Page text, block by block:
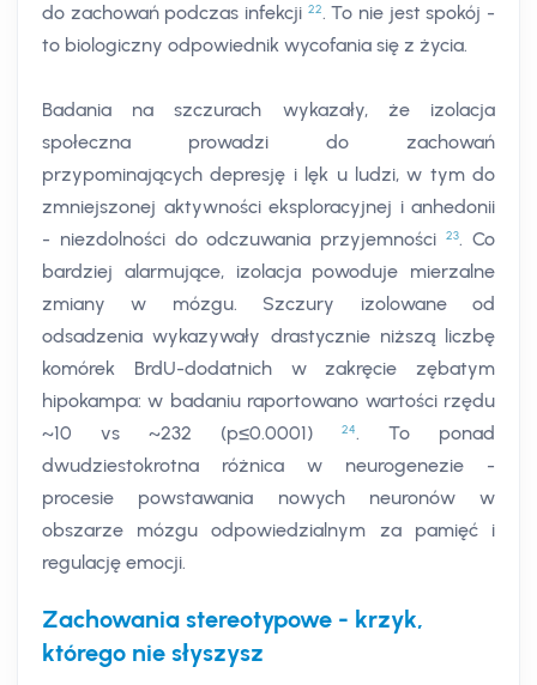
do zachowań podczas infekcji 22. To nie jest spokój -
to biologiczny odpowiednik wycofania się z życia.
Badania na szczurach wykazały, że izolacja
społeczna prowadzi do zachowań
przypominających depresję i lęk u ludzi, w tym do
zmniejszonej aktywności eksploracyjnej i anhedonii
- niezdolności do odczuwania przyjemności23. Co
bardziej alarmujące, izolacja powoduje mierzalne
zmiany w mózgu. Szczury izolowane od
odsadzenia wykazywały drastycznie niższą liczbę
komórek BrdU-dodatnich w zakręcie zębatym
hipokampa: w badaniu raportowano wartości rzędu
~10 vs ~232 (p≤0.0001)
24. To ponad
dwudziestokrotna różnica w neurogenezie -
procesie powstawania nowych neuronów w
obszarze mózgu odpowiedzialnym za pamięć i
regulację emocji.
Zachowania stereotypowe - krzyk,
którego nie słyszysz